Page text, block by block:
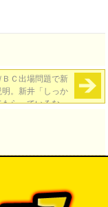
ＢＣ出場問題で新
。新井「しっか
らっているな、